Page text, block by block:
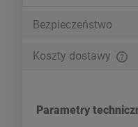
Bezpieczeństwo
Koszty dostawy
Parametry